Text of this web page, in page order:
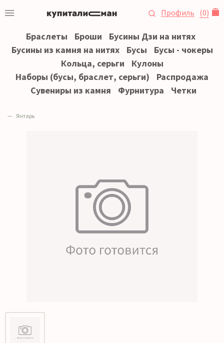
Профиль (0)
Браслеты Броши
Бусины Дзи на нитях
Бусины из камня на нитях
Бусы
Бусы - чокеры
Кольца, серьги
Кулоны
Наборы (бусы, браслет, серьги)
Распродажа
Сувениры из камня
Фурнитура Четки
Янтарь